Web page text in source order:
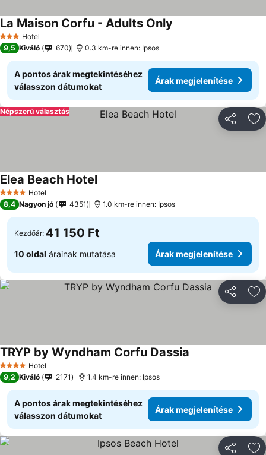
3 Kategória
Hotel
La Maison Corfu - Adults Only
9,5 Kiváló 670 0.3 km-re innen: Ipsos
A pontos árak megtekintéséhez
válasszon dátumokat
Árak megjelenítése
Népszerű választás
4 KategóriaHotel
Elea Beach HotelÁrak megjelenítése
8,4 Nagyon jó 4351 1.0 km-re innen: Ipsos
Kezdőár: 41 150 Ft
10 oldal árainak mutatása Árak megjelenítése
4 KategóriaHotel
TRYP by Wyndham Corfu Dassia
9,2 Kiváló 2171 1.4 km-re innen: Ipsos
A pontos árak megtekintéséhez
válasszon dátumokat
Árak megjelenítése